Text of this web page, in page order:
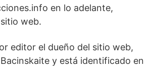
en lo adelante,
web.
editor el dueño del sitio web,
y está identificado en